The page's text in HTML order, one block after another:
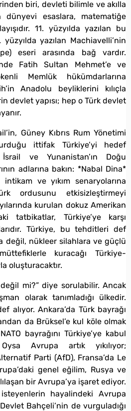
biri, devleti bilimle ve akılla
dünyevi esaslara, matematiğe
11. yüzyılda yazılan bu
yazılan Machiavelli’nin
eseri arasında bağ vardır.
Fatih Sultan Mehmet’e ve
Memlük hükümdarlarına
Anadolu beyliklerini kılıçla
devlet yapısı; hep o Türk devlet
Güney Kıbrıs Rum Yönetimi
ittifak Türkiye’yi hedef
ve Yunanistan’ın Doğu
adlarına bakın: *Nabal Dina*
ve yıkım senaryolarına
ordusunu etkisizleştirmeyi
kurulan dokuz Amerikan
tatbikatlar, Türkiye’ye karşı
Türkiye, bu tehditleri def
değil, nükleer silahlara ve güçlü
kuracağı Türkiye-
oluşturacaktır.
mi?” diye sorulabilir. Ancak
olarak tanımladığı ülkedir.
alıyor. Ankara’da Türk bayrağı
da Brüksel’e kul köle olmak
bayrağını Türkiye’ye kabul
Avrupa artık yıkılıyor;
Parti (AfD), Fransa’da Le
genel eğilim, Rusya ve
bir Avrupa’ya işaret ediyor.
hayalindeki Avrupa
Bahçeli’nin de vurguladığı